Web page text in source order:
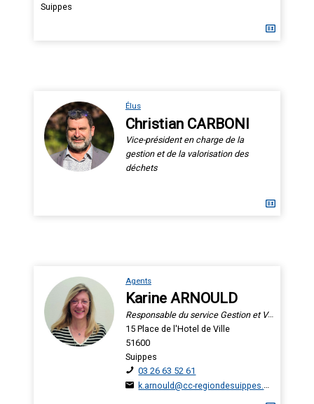
Suippes
Élus
Christian CARBONI
Vice-président en charge de la
gestion et de la valorisation des
déchets
Agents
Karine ARNOULD
Responsable du service Gestion et Valorisation des Déchets
15 Place de l'Hotel de Ville
51600
Suippes
03 26 63 52 61
k.arnould@cc-regiondesuippes.com